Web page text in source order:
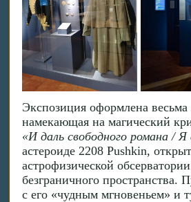
Экспозиция оформлена
намекающая на магический
«И даль свободного романа / Я
астероиде 2208 Pushkin,
астрофизической
безграничного пространства.
с его «чудным мгновеньем» и